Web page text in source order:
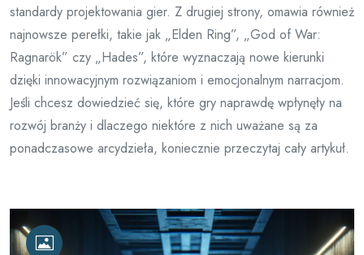
standardy projektowania gier. Z drugiej strony, omawia również
najnowsze perełki, takie jak „Elden Ring”, „God of War:
Ragnarök” czy „Hades”, które wyznaczają nowe kierunki
dzięki innowacyjnym rozwiązaniom i emocjonalnym narracjom.
Jeśli chcesz dowiedzieć się, które gry naprawdę wpłynęły na
rozwój branży i dlaczego niektóre z nich uważane są za
ponadczasowe arcydzieła, koniecznie przeczytaj cały artykuł.